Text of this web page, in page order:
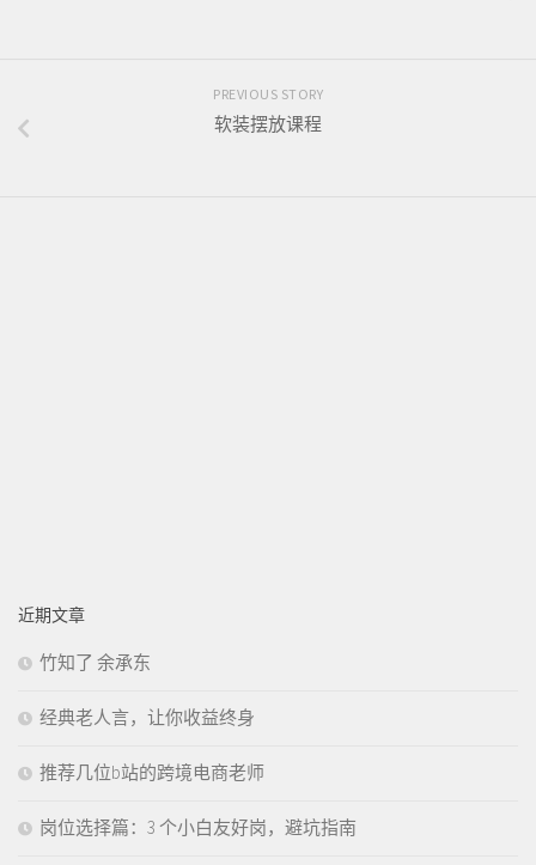
PREVIOUS STORY
软装摆放课程
近期文章
竹知了 余承东
经典老人言，让你收益终身
推荐几位b站的跨境电商老师
岗位选择篇：3 个小白友好岗，避坑指南